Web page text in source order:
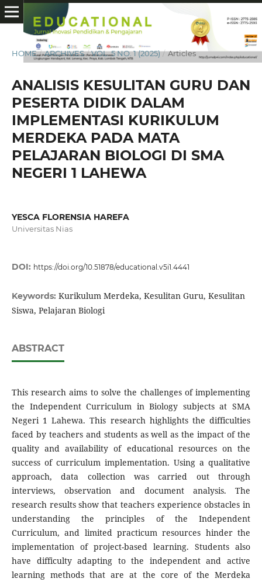
HOME / ARCHIVES / VOL. 5 NO. 1 (2025) / Articles
ANALISIS KESULITAN GURU DAN
PESERTA DIDIK DALAM
IMPLEMENTASI KURIKULUM
MERDEKA PADA MATA
PELAJARAN BIOLOGI DI SMA
NEGERI 1 LAHEWA
YESCA FLORENSIA HAREFA
Universitas Nias
DOI: https://doi.org/10.51878/educational.v5i1.4441
Keywords: Kurikulum Merdeka, Kesulitan Guru, Kesulitan
Siswa, Pelajaran Biologi
ABSTRACT
This research aims to solve the challenges of implementing
the Independent Curriculum in Biology subjects at SMA
Negeri 1 Lahewa. This research highlights the difficulties
faced by teachers and students as well as the impact of the
quality and availability of educational resources on the
success of curriculum implementation. Using a qualitative
approach, data collection was carried out through
interviews, observation and document analysis. The
research results show that teachers experience obstacles in
understanding the principles of the Independent
Curriculum, and limited practicum resources hinder the
implementation of project-based learning. Students also
have difficulty adapting to the independent and active
learning methods that are at the core of the Merdeka